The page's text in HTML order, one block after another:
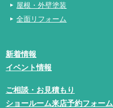
屋根・外壁塗装
全面リフォーム
新着情報
イベント情報
ご相談・お見積もり
ショールーム来店予約フォーム